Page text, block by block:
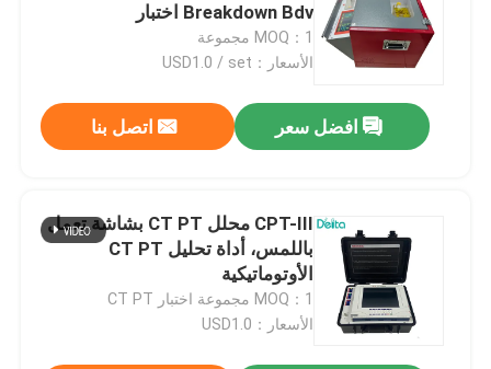
Breakdown Bdv اختبار
MOQ：1 مجموعة
الأسعار：USD1.0 / set
افضل سعر اتصل بنا
CPT-III محلل CT PT بشاشة تعمل
باللمس، أداة تحليل CT PT
الأوتوماتيكية
MOQ：1 مجموعة اختبار CT PT
الأسعار：USD1.0